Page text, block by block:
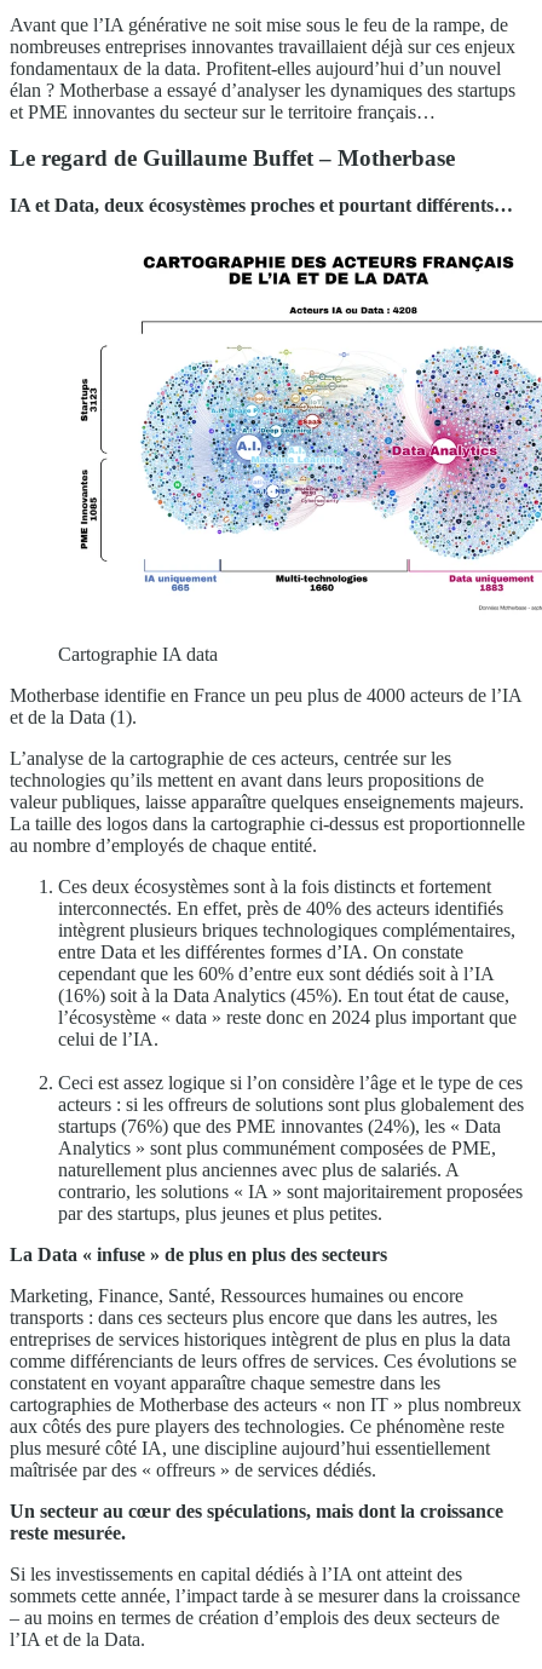
Avant que l’IA générative ne soit mise sous le feu de la rampe, de
nombreuses entreprises innovantes travaillaient déjà sur ces enjeux
fondamentaux de la data. Profitent-elles aujourd’hui d’un nouvel
élan ? Motherbase a essayé d’analyser les dynamiques des startups
et PME innovantes du secteur sur le territoire français…
Le regard de Guillaume Buffet – Motherbase
IA et Data, deux écosystèmes proches et pourtant différents…
Cartographie IA data
Motherbase identifie en France un peu plus de 4000 acteurs de l’IA
et de la Data (1).
L’analyse de la cartographie de ces acteurs, centrée sur les
technologies qu’ils mettent en avant dans leurs propositions de
valeur publiques, laisse apparaître quelques enseignements majeurs.
La taille des logos dans la cartographie ci-dessus est proportionnelle
au nombre d’employés de chaque entité.
Ces deux écosystèmes sont à la fois distincts et fortement
interconnectés. En effet, près de 40% des acteurs identifiés
intègrent plusieurs briques technologiques complémentaires,
entre Data et les différentes formes d’IA. On constate
cependant que les 60% d’entre eux sont dédiés soit à l’IA
(16%) soit à la Data Analytics (45%). En tout état de cause,
l’écosystème « data » reste donc en 2024 plus important que
celui de l’IA.
Ceci est assez logique si l’on considère l’âge et le type de ces
acteurs : si les offreurs de solutions sont plus globalement des
startups (76%) que des PME innovantes (24%), les « Data
Analytics » sont plus communément composées de PME,
naturellement plus anciennes avec plus de salariés. A
contrario, les solutions « IA » sont majoritairement proposées
par des startups, plus jeunes et plus petites.
La Data « infuse » de plus en plus des secteurs
Marketing, Finance, Santé, Ressources humaines ou encore
transports : dans ces secteurs plus encore que dans les autres, les
entreprises de services historiques intègrent de plus en plus la data
comme différenciants de leurs offres de services. Ces évolutions se
constatent en voyant apparaître chaque semestre dans les
cartographies de Motherbase des acteurs « non IT » plus nombreux
aux côtés des pure players des technologies. Ce phénomène reste
plus mesuré côté IA, une discipline aujourd’hui essentiellement
maîtrisée par des « offreurs » de services dédiés.
Un secteur au cœur des spéculations, mais dont la croissance
reste mesurée.
Si les investissements en capital dédiés à l’IA ont atteint des
sommets cette année, l’impact tarde à se mesurer dans la croissance
– au moins en termes de création d’emplois des deux secteurs de
l’IA et de la Data.